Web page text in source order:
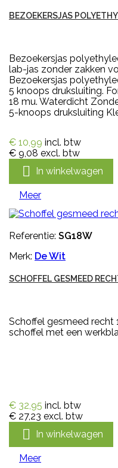
BEZOEKERSJAS
Bezoekersjas
lab-jas zonder zakken
Bezoekersjas
5 knoops druksluiting.
18 mu. Waterdicht
5-knoops druksluiting
€ 10,99 incl. btw
€ 9,08 excl. btw
 In winkelwagen
Meer
Referentie: SG18W
Merk: De Wit
SCHOFFEL GESMEED
Schoffel gesmeed recht
schoffel met een
€ 32,95 incl. btw
€ 27,23 excl. btw
 In winkelwagen
Meer